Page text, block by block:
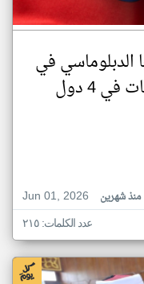
في
إفريقيا بافتتاح ممثليات في 4 دول
Jun 01, 2026
منذ شهرين
عدد الكلمات: ٢١٥